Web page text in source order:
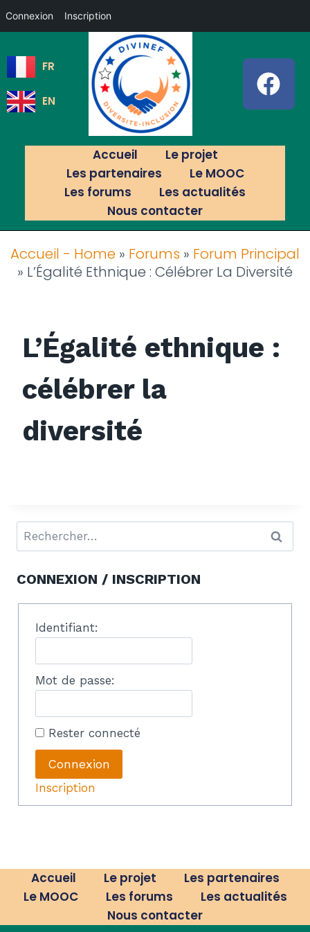
Connexion Inscription
FR
EN
Accueil
Le projet
Les partenaires
Le MOOC
Les forums
Les actualités
Nous contacter
Accueil - Home » Forums » Forum Principal
» L’Égalité Ethnique : Célébrer La Diversité
L’Égalité ethnique :
célébrer la
diversité
CONNEXION / INSCRIPTION
Identifiant:
Mot de passe:
Rester connecté
Connexion
Inscription
Accueil Le projet
Les partenaires
Le MOOC
Les forums
Les actualités
Nous contacter